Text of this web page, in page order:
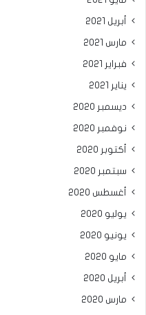
أبريل 2021
مارس 2021
فبراير 2021
يناير 2021
ديسمبر 2020
نوفمبر 2020
أكتوبر 2020
سبتمبر 2020
أغسطس 2020
يوليو 2020
يونيو 2020
مايو 2020
أبريل 2020
مارس 2020